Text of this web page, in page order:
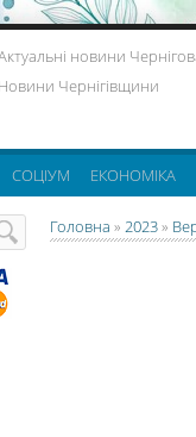
новини
Новини Чернігівщини
СОЦІУМ ЕКОНОМІКА
Головна » 2023»